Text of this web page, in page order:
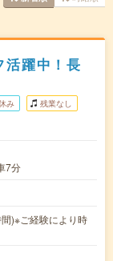
活躍中！長
み 残業なし
7分
)※ご経験により時